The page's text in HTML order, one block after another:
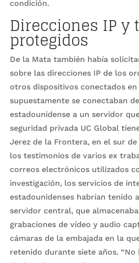
condición.
Direcciones IP y
protegidos
De la Mata también había
sobre las direcciones IP de los
otros dispositivos conectados
supuestamente se conectaban
estadounidense a un servidor
seguridad privada UC Global
Jerez de la Frontera, en el sur de
los testimonios de varios ex
correos electrónicos utilizados
investigación, los servicios de
estadounidenses habrían tenido
servidor central, que
grabaciones de vídeo y audio
cámaras de la embajada en la
retenido durante siete años. “No